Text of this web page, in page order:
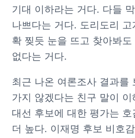
기대 이하라는 거다. 다들
나쁘다는 거다. 도리도리
확 찢듯 눈을 뜨고 찾아봐도
없다는 거다.
최근 나온 여론조사 결과를
가지 않겠다는 친구 말이
대선 후보에 대한 평가는 호
더 높다. 이재명 후보 비호